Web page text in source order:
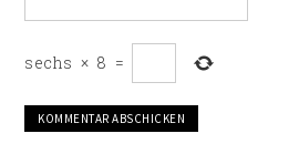
sechs × 8 =